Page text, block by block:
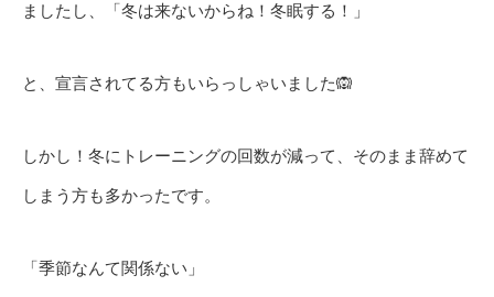
ましたし、「冬は来ないからね！冬眠する！」
と、宣言されてる方もいらっしゃいました🙉
しかし！冬にトレーニングの回数が減って、そのまま辞めて
しまう方も多かったです。
「季節なんて関係ない」